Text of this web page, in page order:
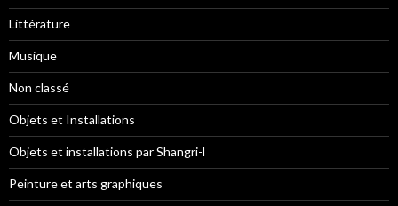
Littérature
Musique
Non classé
Objets et Installations
Objets et installations par Shangri-l
Peinture et arts graphiques